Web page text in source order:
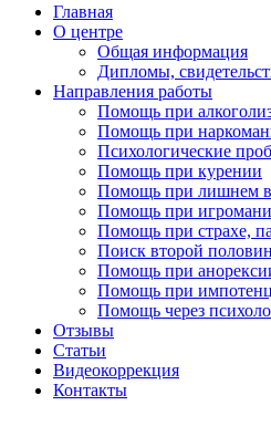
Главная
О центре
Общая информация
Дипломы,
Направления работы
Помощь при
Помощь при
Психологические
Помощь при курении
Помощь при лишнем
Помощь при
Помощь при страхе,
Поиск второй
Помощь при
Помощь при
Помощь через
Отзывы
Статьи
Видеокоррекция
Контакты